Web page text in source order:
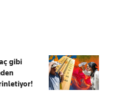
gibi